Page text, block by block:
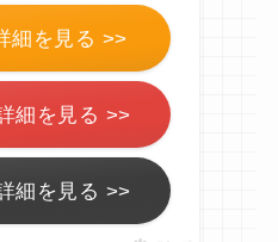
細を見る >>
細を見る >>
細を見る >>